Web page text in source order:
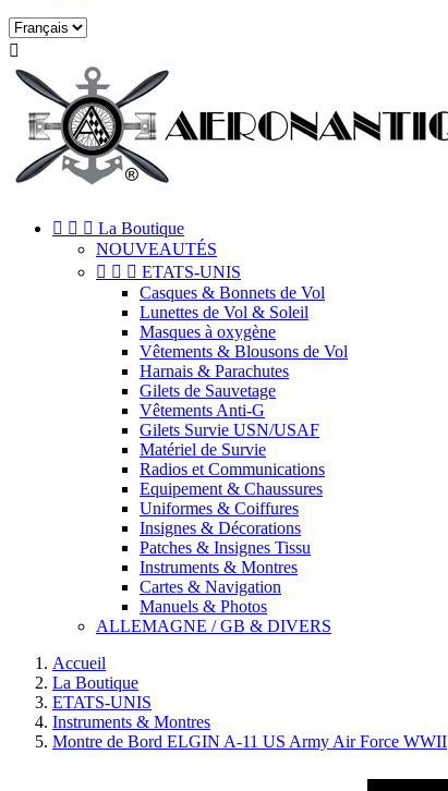

   La Boutique
NOUVEAUTÉS
   ETATS-UNIS
Casques & Bonnets de Vol
Lunettes de Vol & Soleil
Masques à oxygène
Vêtements & Blousons de Vol
Harnais & Parachutes
Gilets de Sauvetage
Vêtements Anti-G
Gilets Survie USN/USAF
Matériel de Survie
Radios et Communications
Equipement & Chaussures
Uniformes & Coiffures
Insignes & Décorations
Patches & Insignes Tissu
Instruments & Montres
Cartes & Navigation
Manuels & Photos
ALLEMAGNE / GB & DIVERS
Accueil
La Boutique
ETATS-UNIS
Instruments & Montres
Montre de Bord ELGIN A-11 US Army Air Force WWII